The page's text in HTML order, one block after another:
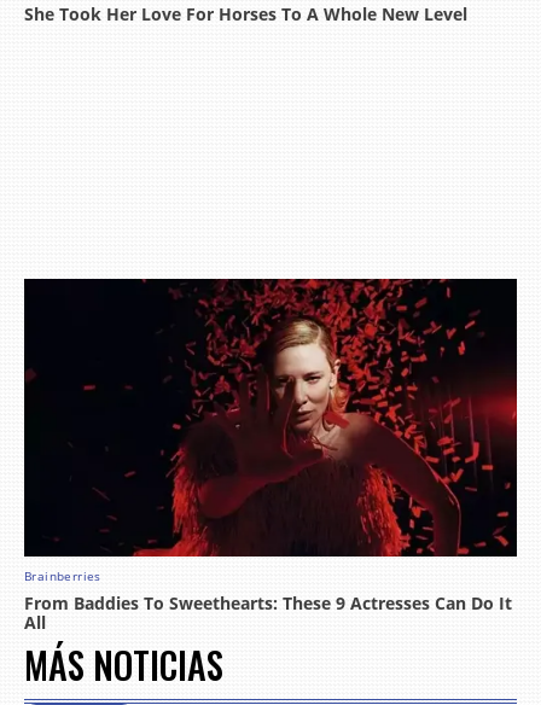
MÁS NOTICIAS